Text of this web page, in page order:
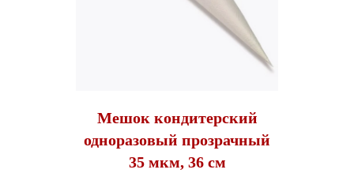
Мешок кондитерский
одноразовый прозрачный
35 мкм, 36 см